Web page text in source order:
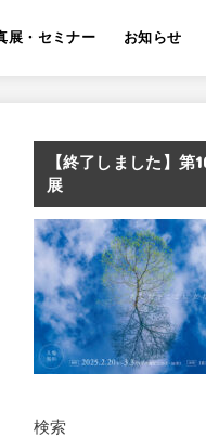
展・セミナー お知らせ
【終了しました】第
展
検索